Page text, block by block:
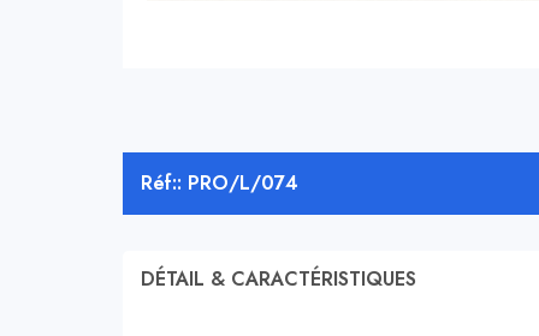
Réf:: PRO/L/074
DÉTAIL & CARACTÉRISTIQUES